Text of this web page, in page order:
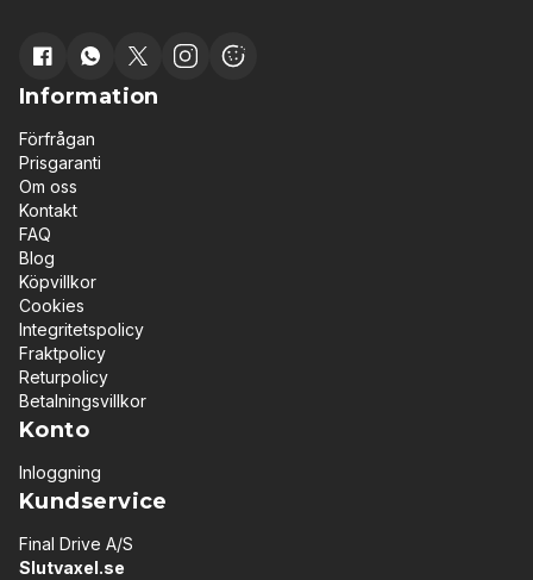
Information
Förfrågan
Prisgaranti
Om oss
Kontakt
FAQ
Blog
Köpvillkor
Cookies
Integritetspolicy
Fraktpolicy
Returpolicy
Betalningsvillkor
Konto
Inloggning
Kundservice
Final Drive A/S
Slutvaxel.se